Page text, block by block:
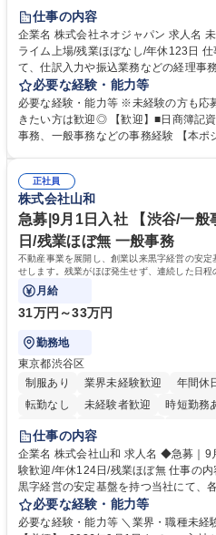
未経験者歓迎
完全週休2日制
交通費支給 駅近5
寮・社宅あり
仕事の内容
企業名 株式会社ネオジャパン 求人名 未経験歓迎【経理/みなとみらい】プ
ライム上場/残業ほぼなし/年休123日 仕事の内容 経理部門メンバーとし
て、仕訳入力や振込業務などの経理事
力・確認業務からスタートし、既存メ
階的に経理知識を身につけていただきます。 【具体的には】 ■
基づく仕訳入力 ■月末の振込業務 ■明
メンバーの業務サポート 【将来的には
想定です。 募集職種 未経験歓迎【経理/みなとみらい】プライム上場/残業
ほぼなし/年休123日
必要な経験・能力等
必要な経験・能力等 ※未経験の方も応
きたい方は歓迎◎ 【歓迎】■日商簿記
事務、一般事務などの事務経験 【本ポジションについて】 本ポジション
当し、3～5年をかけて月次決算・四半
テップアップできます。また、残業は
未満のため、無理なく経理として専門
歴・資格 学歴：大学院 大学 高専 短大
簿記検定1級 日商簿記検定2級
正社員
株式会社山和
急募|9月1日入社 【渋谷/一
日/残業ほぼ無 一般事務
不動産事業を展開し、創業以来黒字経営の安
せします。残業がほぼ発生せず、連続した日程
い方にお勧めの環境です！
月給
31万円～33万円
勤務地
東京都渋谷区
制服あり
業界未経験歓迎 年間休
転勤なし
未経験者歓迎 時短勤務
育休あり
完全週休2日制
仕事の内容
企業名 株式会社山和 求人名 ◆急募｜9月1日入社◆【渋谷/一般事務】未経
験歓迎/年休124日/残業ほぼ無 仕事の内容 不動産事業を展開し、創業以来
黒字経営の安定基盤を持つ当社にて、
がほぼ発生せず、連続した日程の有給
方にお勧めの環境です！ 入社後はOJTを通じて丁寧に研修を行いますの
必要な経験・能力等
必要な経験・能力等 ＼業界・職種未経